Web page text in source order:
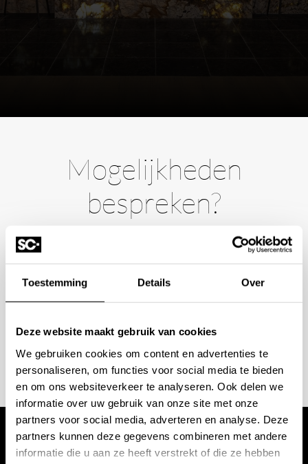
Toestemming Details Over
Deze website maakt gebruik van cookies
We gebruiken cookies om content en advertenties te
personaliseren, om functies voor social media te bieden
en om ons websiteverkeer te analyseren. Ook delen we
informatie over uw gebruik van onze site met onze
partners voor social media, adverteren en analyse. Deze
partners kunnen deze gegevens combineren met andere
informatie die u aan ze heeft verstrekt of die ze hebben
Mogelijkheden
bespreken?
Wilt u ook iedere dag genieten van een luxe badkamer?
Neem contact met ons op voor een intake gesprek.
+31 10 28 575 85
projects@stonecompany.nl